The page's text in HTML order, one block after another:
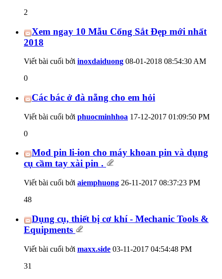
2
Xem ngay 10 Mẫu Cổng Sắt Đẹp mới nhất
2018
Viết bài cuối bởi inoxdaiduong 08-01-2018 08:54:30 AM
0
Các bác ở đà nẵng cho em hỏi
Viết bài cuối bởi phuocminhhoa 17-12-2017 01:09:50 PM
0
Mod pin li-ion cho máy khoan pin và dụng
cụ cầm tay xài pin .
Viết bài cuối bởi aiemphuong 26-11-2017 08:37:23 PM
48
Dụng cụ, thiết bị cơ khí - Mechanic Tools &
Equipments
Viết bài cuối bởi maxx.side 03-11-2017 04:54:48 PM
31